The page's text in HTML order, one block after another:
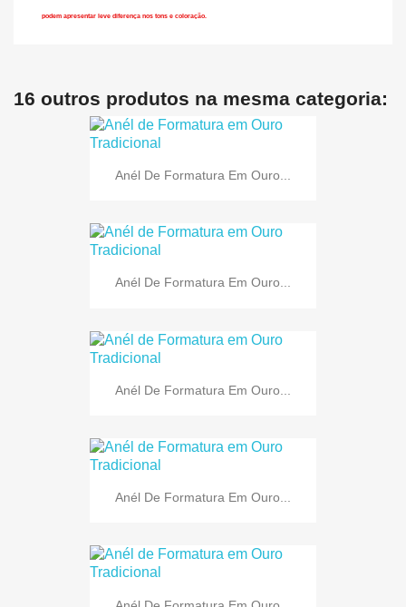
podem apresentar leve diferença nos tons e coloração.
16 outros produtos na mesma categoria:
Anél De Formatura Em Ouro...
Anél De Formatura Em Ouro...
Anél De Formatura Em Ouro...
Anél De Formatura Em Ouro...